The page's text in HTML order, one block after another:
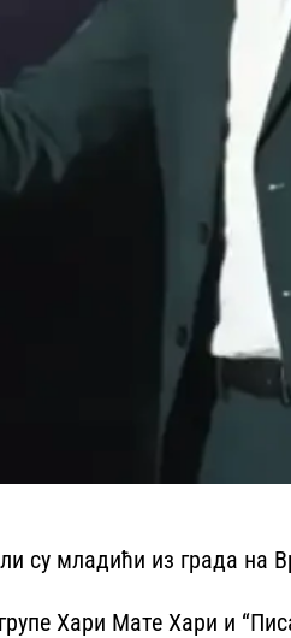
су младићи из града на
Хари Мате Хари и